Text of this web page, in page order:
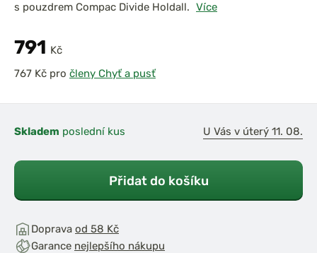
s pouzdrem Compac Divide Holdall. Více
791 Kč
pro členy Chyť a pusť
Skladem poslední kus U Vás v úterý 11. 08.
Přidat do košíku
Doprava od 58 Kč
Garance nejlepšího nákupu